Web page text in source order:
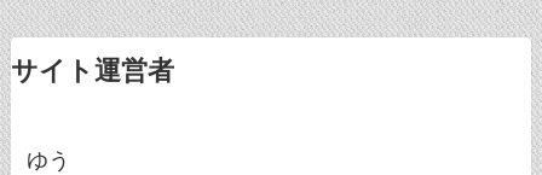
サイト運営者
ゆう